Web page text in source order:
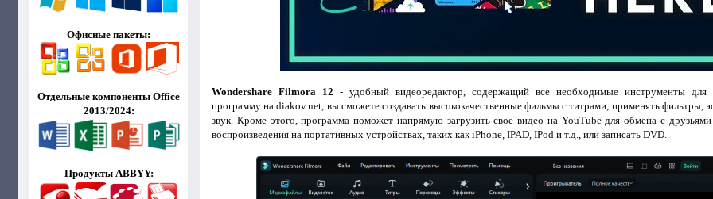
Офисные пакеты:
Отдельные компоненты Office
2013/2024:
Продукты ABBYY:
Wondershare Filmora 12 - удобный видеоредактор, содержащий все необходимые инструменты для
программу на diakov.net, вы сможете создавать высококачественные фильмы с титрами, применять фильтры,
звук. Кроме этого, программа поможет напрямую загрузить свое видео на YouTube для обмена с
воспроизведения на портативных устройствах, таких как iPhone, IPAD, IPod и т.д., или записать DVD.